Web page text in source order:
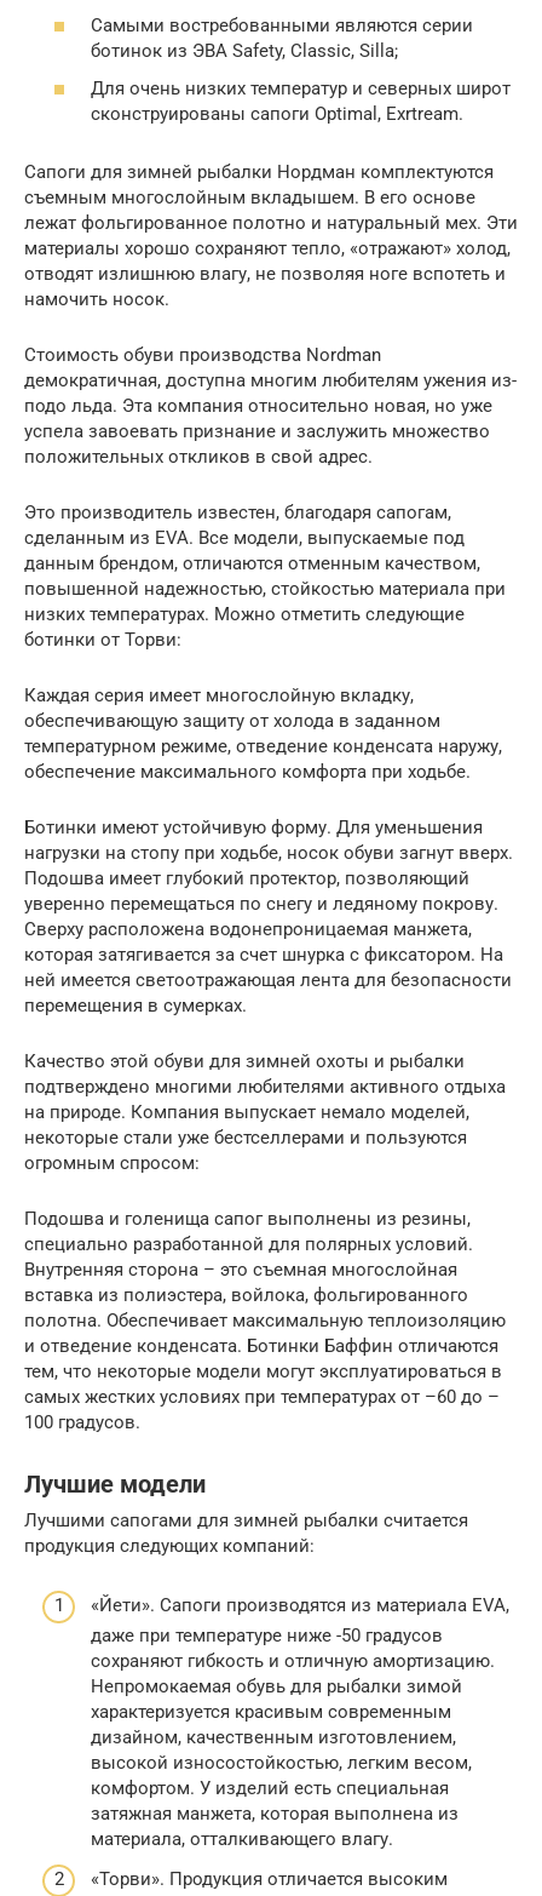
Самыми востребованными являются серии
ботинок из ЭВА Safety, Classic, Silla;
Для очень низких температур и северных широт
сконструированы сапоги Optimal, Exrtream.
Сапоги для зимней рыбалки Нордман комплектуются
съемным многослойным вкладышем. В его основе
лежат фольгированное полотно и натуральный мех. Эти
материалы хорошо сохраняют тепло, «отражают» холод,
отводят излишнюю влагу, не позволяя ноге вспотеть и
намочить носок.
Стоимость обуви производства Nordman
демократичная, доступна многим любителям ужения из-
подо льда. Эта компания относительно новая, но уже
успела завоевать признание и заслужить множество
положительных откликов в свой адрес.
Это производитель известен, благодаря сапогам,
сделанным из EVA. Все модели, выпускаемые под
данным брендом, отличаются отменным качеством,
повышенной надежностью, стойкостью материала при
низких температурах. Можно отметить следующие
ботинки от Торви:
Каждая серия имеет многослойную вкладку,
обеспечивающую защиту от холода в заданном
температурном режиме, отведение конденсата наружу,
обеспечение максимального комфорта при ходьбе.
Ботинки имеют устойчивую форму. Для уменьшения
нагрузки на стопу при ходьбе, носок обуви загнут вверх.
Подошва имеет глубокий протектор, позволяющий
уверенно перемещаться по снегу и ледяному покрову.
Сверху расположена водонепроницаемая манжета,
которая затягивается за счет шнурка с фиксатором. На
ней имеется светоотражающая лента для безопасности
перемещения в сумерках.
Качество этой обуви для зимней охоты и рыбалки
подтверждено многими любителями активного отдыха
на природе. Компания выпускает немало моделей,
некоторые стали уже бестселлерами и пользуются
огромным спросом:
Подошва и голенища сапог выполнены из резины,
специально разработанной для полярных условий.
Внутренняя сторона – это съемная многослойная
вставка из полиэстера, войлока, фольгированного
полотна. Обеспечивает максимальную теплоизоляцию
и отведение конденсата. Ботинки Баффин отличаются
тем, что некоторые модели могут эксплуатироваться в
самых жестких условиях при температурах от –60 до –
100 градусов.
Лучшие модели
Лучшими сапогами для зимней рыбалки считается
продукция следующих компаний:
«Йети». Сапоги производятся из материала EVA,
даже при температуре ниже -50 градусов
сохраняют гибкость и отличную амортизацию.
Непромокаемая обувь для рыбалки зимой
характеризуется красивым современным
дизайном, качественным изготовлением,
высокой износостойкостью, легким весом,
комфортом. У изделий есть специальная
затяжная манжета, которая выполнена из
материала, отталкивающего влагу.
«Торви». Продукция отличается высоким